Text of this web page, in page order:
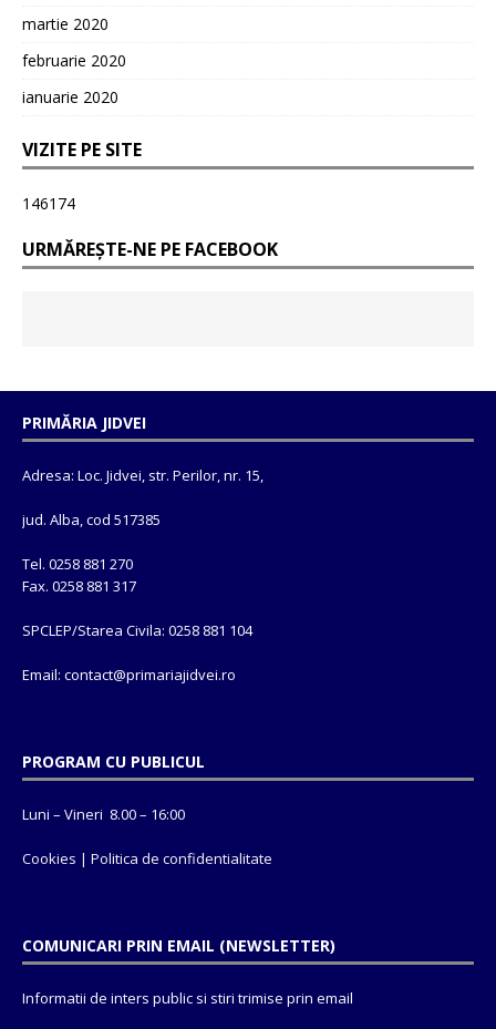
martie 2020
februarie 2020
ianuarie 2020
VIZITE PE SITE
146174
URMĂREȘTE-NE PE FACEBOOK
PRIMĂRIA JIDVEI
Adresa: Loc. Jidvei, str. Perilor, nr. 15,
jud. Alba, cod 517385
Tel. 0258 881 270
Fax. 0258 881 317
SPCLEP/Starea Civila: 0258 881 104
Email: contact@primariajidvei.ro
PROGRAM CU PUBLICUL
Luni – Vineri 8.00 – 16:00
Cookies | Politica de confidentialitate
COMUNICARI PRIN EMAIL (NEWSLETTER)
Informatii de inters public si stiri trimise prin email